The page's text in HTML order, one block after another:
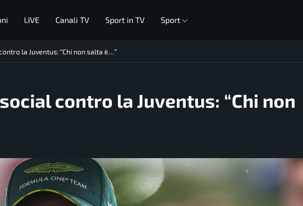
LIVE Canali TV Sport in TV Sport
la Juventus: “Chi non salta è…”
contro la Juventus: “Chi non